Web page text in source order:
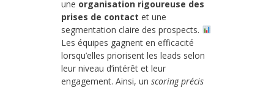
une organisation rigoureuse des
prises de contact et une
segmentation claire des prospects.
Les équipes gagnent en efficacité
lorsqu’elles priorisent les leads selon
leur niveau d’intérêt et leur
engagement. Ainsi, un scoring précis